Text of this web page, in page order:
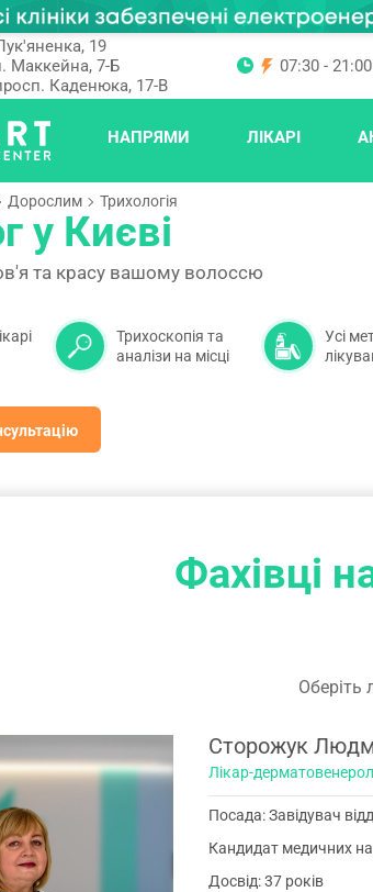
19
Маккейна, 7-Б
Каденюка, 17-В
07:30 - 21:00
НАПРЯМИ ЛІКАРІ
Дорослим Трихологія
у Києві
та красу вашому волоссю
Трихоскопія та
аналізи на місці
Усі
Фахівці
Оберіть
Сторожук
Лікар-
Посада: Завідувач
Кандидат медичних
Досвід: 37 років